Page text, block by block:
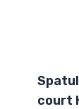
court